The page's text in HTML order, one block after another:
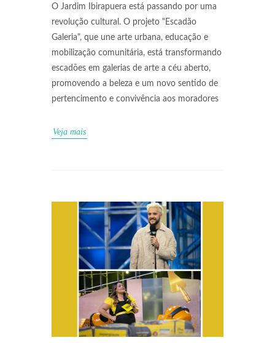
O Jardim Ibirapuera está passando por uma
revolução cultural. O projeto "Escadão
Galeria", que une arte urbana, educação e
mobilização comunitária, está transformando
escadões em galerias de arte a céu aberto,
promovendo a beleza e um novo sentido de
pertencimento e convivência aos moradores
Veja mais